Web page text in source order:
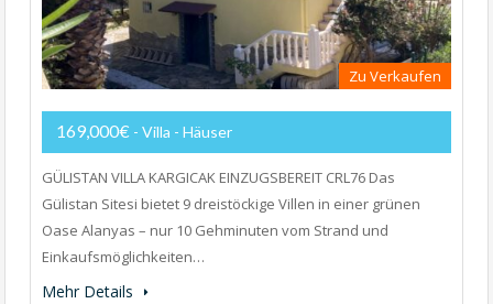
Zu Verkaufen
169,000€ - Villa - Häuser
GÜLISTAN VILLA KARGICAK EINZUGSBEREIT CRL76 Das
Gülistan Sitesi bietet 9 dreistöckige Villen in einer grünen
Oase Alanyas – nur 10 Gehminuten vom Strand und
Einkaufsmöglichkeiten…
Mehr Details